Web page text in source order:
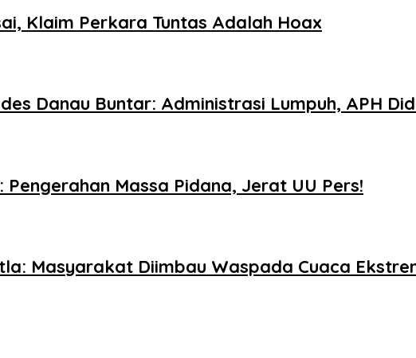
Klaim Perkara Tuntas Adalah Hoax
Danau Buntar: Administrasi Lumpuh, APH
Massa Pidana, Jerat UU Pers!
Masyarakat Diimbau Waspada Cuaca